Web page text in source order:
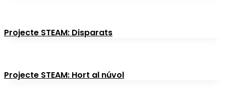
Projecte STEAM: Disparats
Projecte STEAM: Hort al núvol